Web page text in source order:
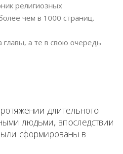
религиозных
чем в 1000 страниц.
а те в свою очередь
длительного
людьми, впоследствии
сформированы в